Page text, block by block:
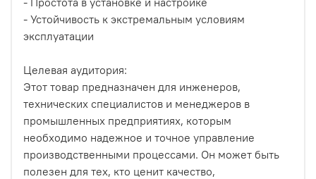
- Устойчивость к экстремальным условиям
эксплуатации
Целевая аудитория:
Этот товар предназначен для инженеров,
технических специалистов и менеджеров в
промышленных предприятиях, которым
необходимо надежное и точное управление
производственными процессами. Он может быть
полезен для тех, кто ценит качество,